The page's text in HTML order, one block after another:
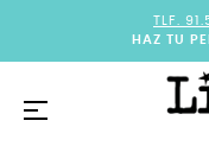
TLF.
HAZ TU
Navegación
☰